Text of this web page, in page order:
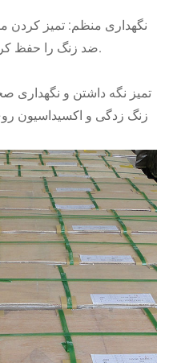
نگهداری منظم: تمیز کردن
ضد زنگ را حفظ کرده و عمر مفید آن را افزایش دهد.
تمیز نگه داشتن و نگهداری
زنگ زدگی و اکسیداسیون